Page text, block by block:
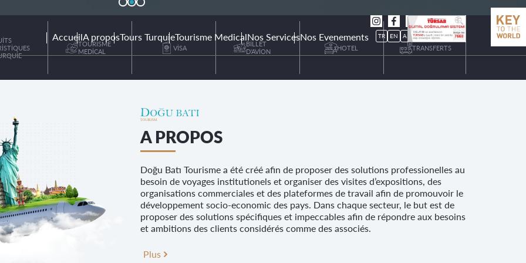
AccueilA proposTours TurquieTourisme MedicalNos ServicesNos Evenements TR EN AR
TOURİSME
MEDİCAL
VİSA
BİLLET
D'AVİON
HOTEL TRANSFERTS
A PROPOS
Doğu Batı Tourisme a été créé afin de proposer des solutions professionelles au
besoin de voyages institutionels et organiser des visites d’expositions, des
organisations commerciales et des plateformes de travail afin de promouvoir le
développement socio-economic des pays. Dans chaque secteur, le but est de
proposer des solutions spécifiques et impeccables afin de répondre aux besoins
et ambitions des clients considérés comme des associés.
Plus